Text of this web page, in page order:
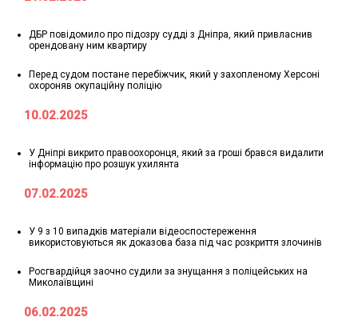
ДБР повідомило про підозру судді з Дніпра, який привласнив
орендовану ним квартиру
Перед судом постане перебіжчик, який у захопленому Херсоні
охороняв окупаційну поліцію
10.02.2025
У Дніпрі викрито правоохоронця, який за гроші брався видалити
інформацію про розшук ухилянта
07.02.2025
У 9 з 10 випадків матеріали відеоспостереження
використовуються як доказова база під час розкриття злочинів
Росгвардійця заочно судили за знущання з поліцейських на
Миколаївщині
06.02.2025